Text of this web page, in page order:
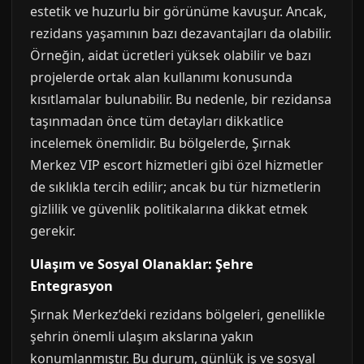
estetik ve huzurlu bir görünüme kavuşur. Ancak,
rezidans yaşamının bazı dezavantajları da olabilir.
Örneğin, aidat ücretleri yüksek olabilir ve bazı
projelerde ortak alan kullanımı konusunda
kısıtlamalar bulunabilir. Bu nedenle, bir rezidansa
taşınmadan önce tüm detayları dikkatlice
incelemek önemlidir. Bu bölgelerde, Şırnak
Merkez VIP escort hizmetleri gibi özel hizmetler
de sıklıkla tercih edilir; ancak bu tür hizmetlerin
gizlilik ve güvenlik politikalarına dikkat etmek
gerekir.
Ulaşım ve Sosyal Olanaklar: Şehre
Entegrasyon
Şırnak Merkez’deki rezidans bölgeleri, genellikle
şehrin önemli ulaşım akslarına yakın
konumlanmıştır. Bu durum, günlük iş ve sosyal